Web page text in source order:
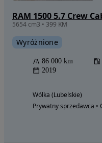
RAM 1500 5.7 Crew
5654 cm3 • 399 KM
Wyróżnione
86 000 km
2019
Wólka (Lubelskie)
Prywatny sprzedawca •